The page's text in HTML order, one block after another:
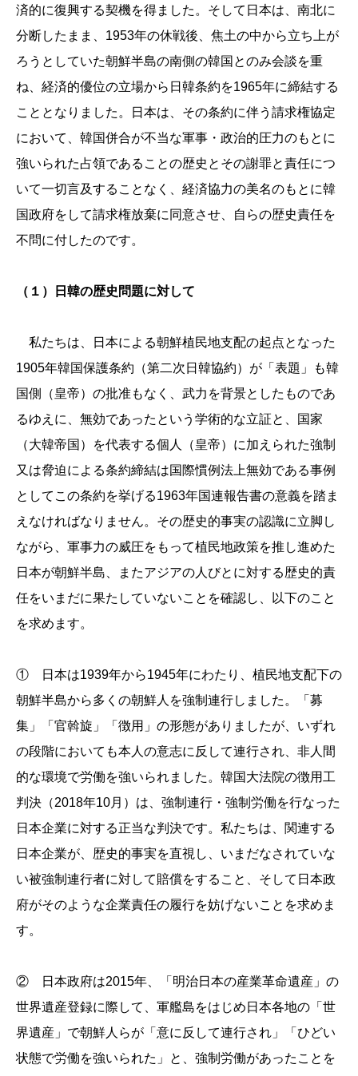
済的に復興する契機を得ました。そして日本は、南北に
分断したまま、1953年の休戦後、焦土の中から立ち上が
ろうとしていた朝鮮半島の南側の韓国とのみ会談を重
ね、経済的優位の立場から日韓条約を1965年に締結する
こととなりました。日本は、その条約に伴う請求権協定
において、韓国併合が不当な軍事・政治的圧力のもとに
強いられた占領であることの歴史とその謝罪と責任につ
いて一切言及することなく、経済協力の美名のもとに韓
国政府をして請求権放棄に同意させ、自らの歴史責任を
不問に付したのです。
（１）日韓の歴史問題に対して
私たちは、日本による朝鮮植民地支配の起点となった
1905年韓国保護条約（第二次日韓協約）が「表題」も韓
国側（皇帝）の批准もなく、武力を背景としたものであ
るゆえに、無効であったという学術的な立証と、国家
（大韓帝国）を代表する個人（皇帝）に加えられた強制
又は脅迫による条約締結は国際慣例法上無効である事例
としてこの条約を挙げる1963年国連報告書の意義を踏ま
えなければなりません。その歴史的事実の認識に立脚し
ながら、軍事力の威圧をもって植民地政策を推し進めた
日本が朝鮮半島、またアジアの人びとに対する歴史的責
任をいまだに果たしていないことを確認し、以下のこと
を求めます。
① 日本は1939年から1945年にわたり、植民地支配下の
朝鮮半島から多くの朝鮮人を強制連行しました。「募
集」「官斡旋」「徴用」の形態がありましたが、いずれ
の段階においても本人の意志に反して連行され、非人間
的な環境で労働を強いられました。韓国大法院の徴用工
判決（2018年10月）は、強制連行・強制労働を行なった
日本企業に対する正当な判決です。私たちは、関連する
日本企業が、歴史的事実を直視し、いまだなされていな
い被強制連行者に対して賠償をすること、そして日本政
府がそのような企業責任の履行を妨げないことを求めま
す。
② 日本政府は2015年、「明治日本の産業革命遺産」の
世界遺産登録に際して、軍艦島をはじめ日本各地の「世
界遺産」で朝鮮人らが「意に反して連行され」「ひどい
状態で労働を強いられた」と、強制労働があったことを